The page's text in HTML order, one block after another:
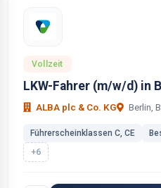
Vollzeit
LKW-Fahrer (m/w/d) in
ALBA plc & Co. KG Berlin,
Führerscheinklassen C, CE
+6